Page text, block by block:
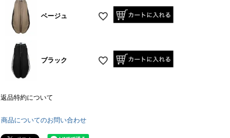
ベージュ
ブラック
返品特約について
商品についてのお問い合わせ